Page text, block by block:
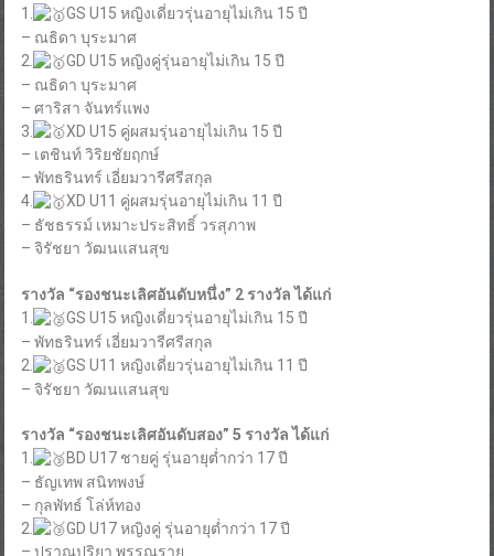
1.
GS U15 หญิงเดี่ยวรุ่นอายุไม่เกิน 15 ปี
– ณธิดา บุระมาศ
2.
GD U15 หญิงคู่รุ่นอายุไม่เกิน 15 ปี
– ณธิดา บุระมาศ
– ศาริสา จันทร์แพง
3.
XD U15 คู่ผสมรุ่นอายุไม่เกิน 15 ปี
– เตชินท์ วิริยชัยฤกษ์
– พัทธรินทร์ เอี่ยมวารีศรีสกุล
4.
XD U11 คู่ผสมรุ่นอายุไม่เกิน 11 ปี
– ธัชธรรม์ เหมาะประสิทธิ์ วรสุภาพ
– จิรัชยา วัฒนแสนสุข
รางวัล “รองชนะเลิศอันดับหนึ่ง” 2 รางวัล ได้แก่
1.
GS U15 หญิงเดี่ยวรุ่นอายุไม่เกิน 15 ปี
– พัทธรินทร์ เอี่ยมวารีศรีสกุล
2.
GS U11 หญิงเดี่ยวรุ่นอายุไม่เกิน 11 ปี
– จิรัชยา วัฒนแสนสุข
รางวัล “รองชนะเลิศอันดับสอง” 5 รางวัล ได้แก่
1.
BD U17 ชายคู่ รุ่นอายุต่ำกว่า 17 ปี
– ธัญเทพ สนิทพงษ์
– กุลพัทธ์ โล่ห์ทอง
2.
GD U17 หญิงคู่ รุ่นอายุต่ำกว่า 17 ปี
– ปราณปริยา พรรณราย